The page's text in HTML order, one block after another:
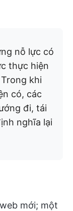
nỗ lực có
thực hiện
khi
có, các
đi, tái
nghĩa lại
mới; một